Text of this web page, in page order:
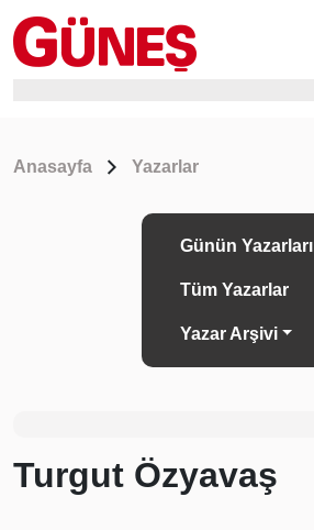
Anasayfa Yazarlar
Günün Yazarları
Tüm Yazarlar
Yazar Arşivi
Turgut Özyavaş